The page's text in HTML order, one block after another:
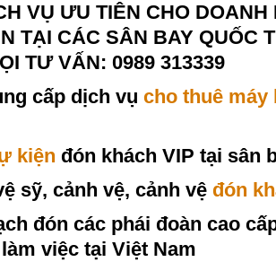
VỤ ƯU TIÊN CHO
TẠI CÁC SÂN BAY QUỐC
TƯ VẤN: 0989 313339
cấp dịch vụ cho thuê
kiện đón khách VIP tại sân
sỹ, cảnh vệ, cảnh vệ đón
đón các phái đoàn cao
việc tại Việt Nam